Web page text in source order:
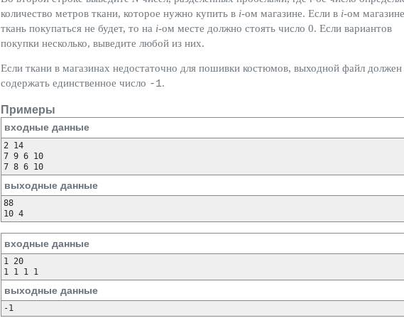
количество метров ткани, которое нужно купить в i-ом магазине. Если в i-ом магазине
ткань покупаться не будет, то на i-ом месте должно стоять число 0. Если вариантов
покупки несколько, выведите любой из них.
Если ткани в магазинах недостаточно для пошивки костюмов, выходной файл должен
содержать единственное число -1.
Примеры
входные данные
2 14
7 9 6 10
выходные данные
88
входные данные
1 20
выходные данные